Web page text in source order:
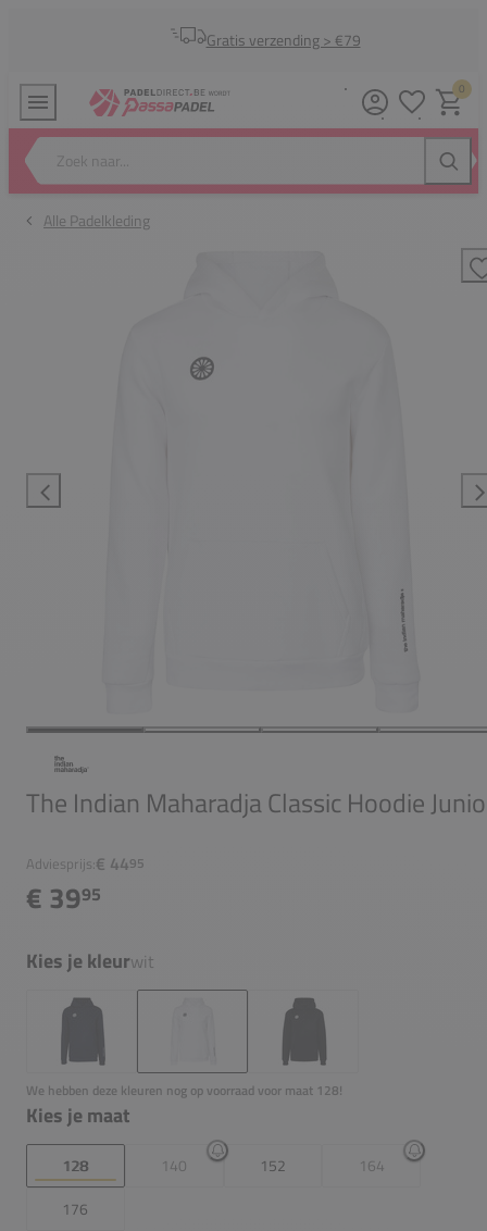
Gratis verzending > €79
Zoek naar...
0
Alle Padelkleding
The Indian Maharadja Classic Hoodie
Adviesprijs:€ 4495
€ 3995
Kies je kleurwit
We hebben deze kleuren nog op voorraad voor maat 128!
Kies je maat
128 140 152
164
176